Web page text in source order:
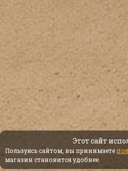
Этот сайт
Пользуясь сайтом, вы принимаете
магазин становится удобнее.